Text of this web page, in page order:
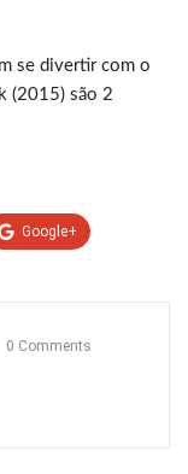
se divertir com o
(2015) são 2
Google+
0 Comments